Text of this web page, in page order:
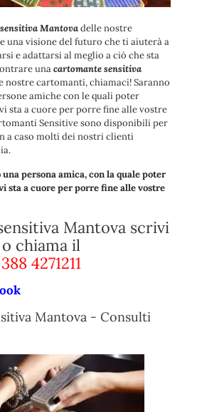
Mantovadelle nostre
una visione del futuro che ti aiuterà a
e adattarsi al meglio a ciò che sta
unacartomante sensitiva
nostre cartomanti, chiamaci! Saranno
amiche con le quali poter
sta a cuore per porre fine alle vostre
Sensitive sono disponibili per
a caso molti dei nostri clienti
persona amica, con la quale poter
sta a cuore per porre fine alle vostre
Mantova scrivi
chiama il
4271211
Mantova - Consulti